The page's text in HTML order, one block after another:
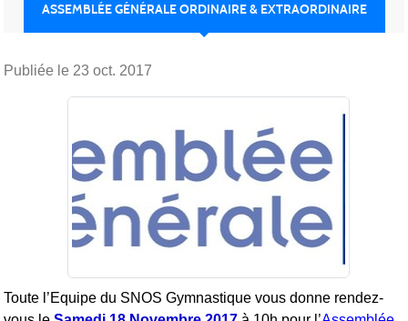
ASSEMBLÉE GÉNÉRALE ORDINAIRE & EXTRAORDINAIRE
Publiée le 23 oct. 2017
Toute l’Equipe du SNOS Gymnastique vous donne rendez-